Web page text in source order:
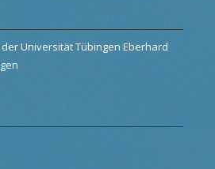
Universität Tübingen Eberhard